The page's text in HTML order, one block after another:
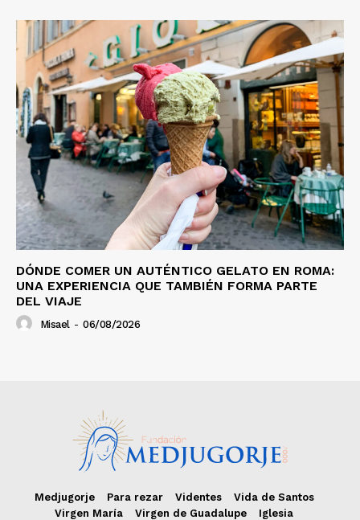
DÓNDE COMER UN AUTÉNTICO GELATO EN ROMA:
UNA EXPERIENCIA QUE TAMBIÉN FORMA PARTE
DEL VIAJE
Misael - 06/08/2026
Medjugorje Para rezar Videntes
Vida de Santos
Virgen María
Virgen de Guadalupe
Iglesia